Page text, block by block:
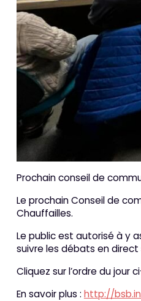
Prochain conseil de
Le prochain Conseil de
Chauffailles.
Le public est autorisé à y
suivre les débats en direct
Cliquez sur l’ordre du jour
En savoir plus : http://